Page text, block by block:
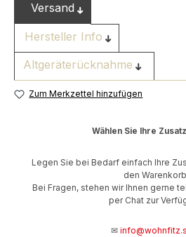
Versand
Hersteller Info
Altgeräterücknahme
Zum Merkzettel hinzufügen
Wählen Sie Ihre
Legen Sie bei Bedarf einfach Ihre
den
Bei Fragen, stehen wir Ihnen gerne
per Chat zur
✉